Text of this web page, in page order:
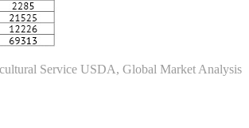
Service USDA, Global Market Analysis